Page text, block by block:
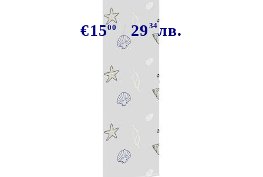
€1500 29 34лв.
В наличност: 24 бр.
Време за доставка: 5 до 9 дни
Безплатна доставка до адрес при плащане по банков път